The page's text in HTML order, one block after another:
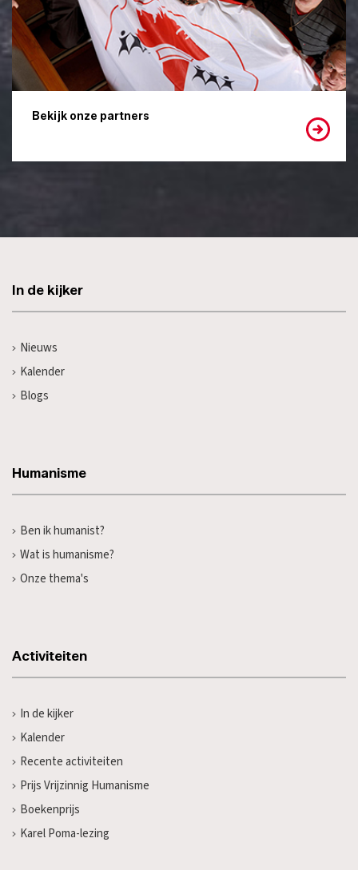
Bekijk onze partners
In de kijker
Nieuws
Kalender
Blogs
Humanisme
Ben ik humanist?
Wat is humanisme?
Onze thema's
Activiteiten
In de kijker
Kalender
Recente activiteiten
Prijs Vrijzinnig Humanisme
Boekenprijs
Karel Poma-lezing